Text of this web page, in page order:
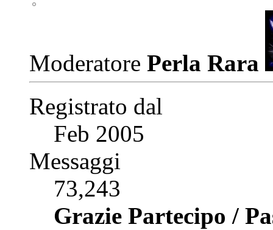
Moderatore Perla Rara
Registrato dal
Feb 2005
Messaggi
73,243
Grazie Partecipo /